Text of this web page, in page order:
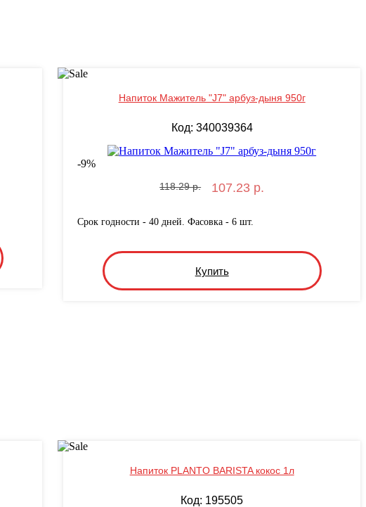
Напиток Мажитель "J7" арбуз-дыня 950г
Код: 340039364
-9%
118.29 р. 107.23 р.
Срок годности - 40 дней. Фасовка - 6 шт.
Купить
Напиток PLANTO BARISTA кокос 1л
Код: 195505